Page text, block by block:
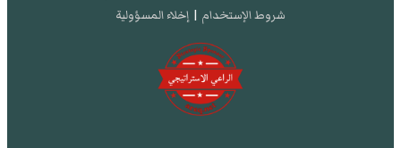
شروط الإستخدام | إخلاء المسؤولية